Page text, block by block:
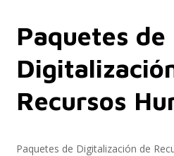
Servicios
Servicios y productos
Paquetes de
Recursos
Paquetes de Digitalización de